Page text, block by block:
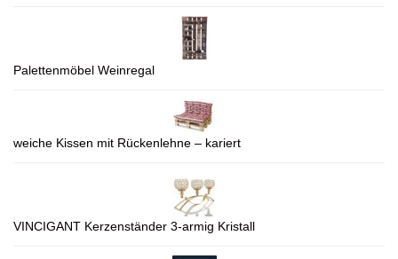
Palettenmöbel Weinregal
weiche Kissen mit Rückenlehne – kariert
VINCIGANT Kerzenständer 3-armig Kristall